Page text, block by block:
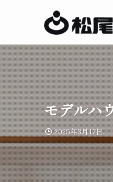
モデルハ
2025年3月17日